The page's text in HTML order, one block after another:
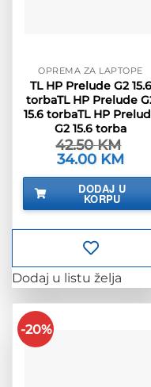
OPREMA ZA LAPTOPE
TL HP Prelude G2 15.6
torbaTL HP Prelude
15.6 torbaTL HP
G2 15.6 torba
42.50KM
Izvorna
cijena
bila
42.50 KM.
34.00 KM
je:
DODAJ U
KORPU
Dodaj u listu želja
-20%